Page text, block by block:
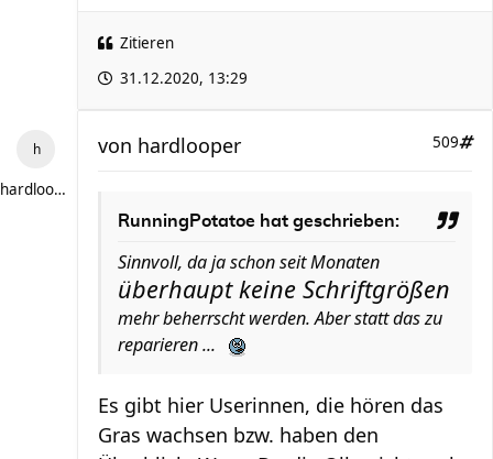
Zitieren
31.12.2020, 13:29
hardlooper
509
von hardlooper
RunningPotatoe hat geschrieben:
Sinnvoll, da ja schon seit Monaten
überhaupt keine Schriftgrößen
mehr beherrscht werden. Aber statt das zu
reparieren ...
Es gibt hier Userinnen, die hören das
Gras wachsen bzw. haben den